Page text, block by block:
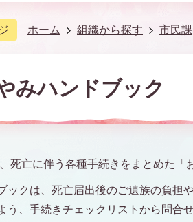
ホーム 組織から探す 市民課
みハンドブック
死亡に伴う各種手続きをまとめた「
ックは、死亡届出後のご遺族の負担
う、手続きチェックリストから問合